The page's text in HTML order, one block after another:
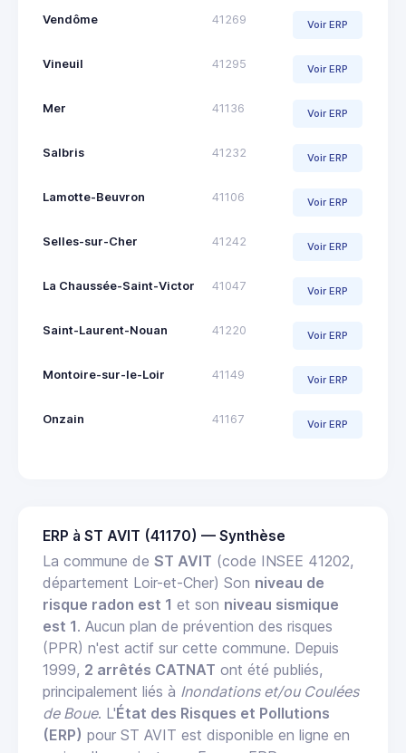
Vendôme 41269 Voir ERP
Vineuil 41295 Voir ERP
Mer 41136 Voir ERP
Salbris 41232 Voir ERP
Lamotte-Beuvron 41106 Voir ERP
Selles-sur-Cher 41242 Voir ERP
La Chaussée-Saint-Victor 41047 Voir ERP
Saint-Laurent-Nouan 41220 Voir ERP
Montoire-sur-le-Loir 41149 Voir ERP
Onzain 41167 Voir ERP
ERP à ST AVIT (41170) — Synthèse
La commune de ST AVIT (code INSEE 41202,
département Loir-et-Cher) Son niveau de
risque radon est 1 et son niveau sismique
est 1. Aucun plan de prévention des risques
(PPR) n'est actif sur cette commune. Depuis
1999, 2 arrêtés CATNAT ont été publiés,
principalement liés à Inondations et/ou Coulées
de Boue. L'État des Risques et Pollutions
(ERP) pour ST AVIT est disponible en ligne en